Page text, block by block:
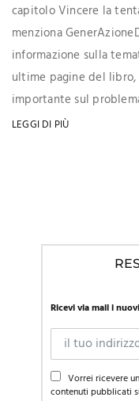
capitolo Vincere la
menziona
informazione sulla
ultime pagine del
importante sul
LEGGI DI PIÙ
Ricevi via mail i
Vorrei ricevere
contenuti pubblicati